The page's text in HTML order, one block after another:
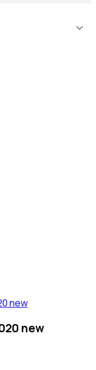
new
new